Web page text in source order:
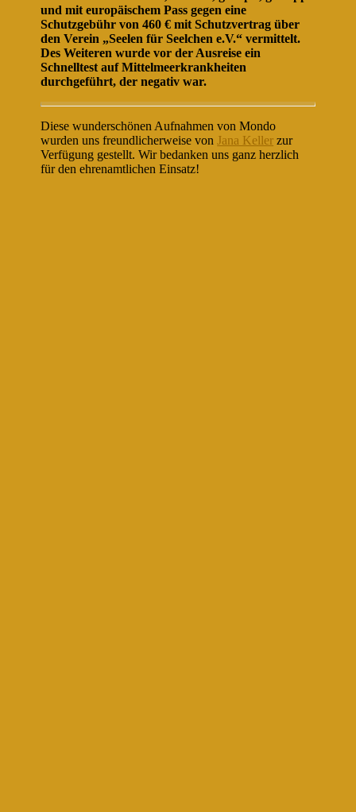
und mit europäischem Pass gegen eine
Schutzgebühr von 460 € mit Schutzvertrag über
den Verein „Seelen für Seelchen e.V.“ vermittelt.
Des Weiteren wurde vor der Ausreise ein
Schnelltest auf Mittelmeerkrankheiten
durchgeführt, der negativ war.
Diese wunderschönen Aufnahmen von Mondo
wurden uns freundlicherweise vonJana Keller zur
Verfügung gestellt. Wir bedanken uns ganz herzlich
für den ehrenamtlichen Einsatz!